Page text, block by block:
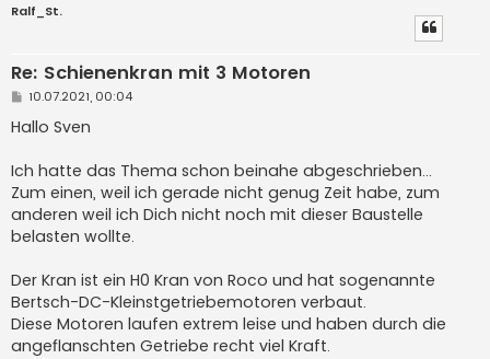
Ralf_St.
Re: Schienenkran mit 3 Motoren
B
i
t
a
g
10.07.2021, 00:04
Hallo Sven
Ich hatte das Thema schon beinahe abgeschrieben...
Zum einen, weil ich gerade nicht genug Zeit habe, zum
anderen weil ich Dich nicht noch mit dieser Baustelle
belasten wollte.
Der Kran ist ein H0 Kran von Roco und hat sogenannte
Bertsch-DC-Kleinstgetriebemotoren verbaut.
Diese Motoren laufen extrem leise und haben durch die
angeflanschten Getriebe recht viel Kraft.